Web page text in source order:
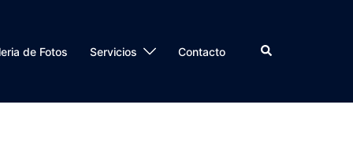
de Fotos Servicios Contacto Buscar